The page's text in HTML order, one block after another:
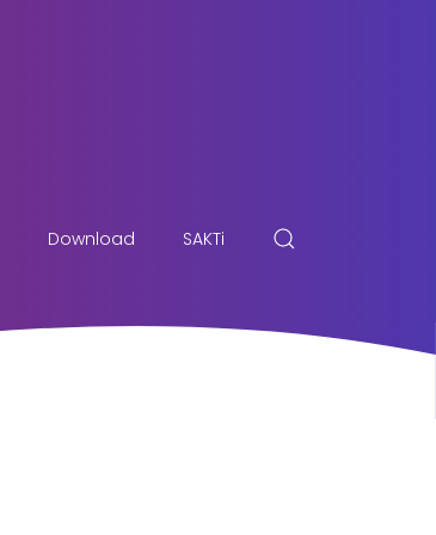
Download SAKTi